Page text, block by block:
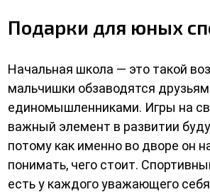
Подарки для юных
Начальная школа — это такой
мальчишки обзаводятся
единомышленниками. Игры на
важный элемент в развитии
потому как именно во дворе он
понимать, чего стоит.
есть у каждого уважающего